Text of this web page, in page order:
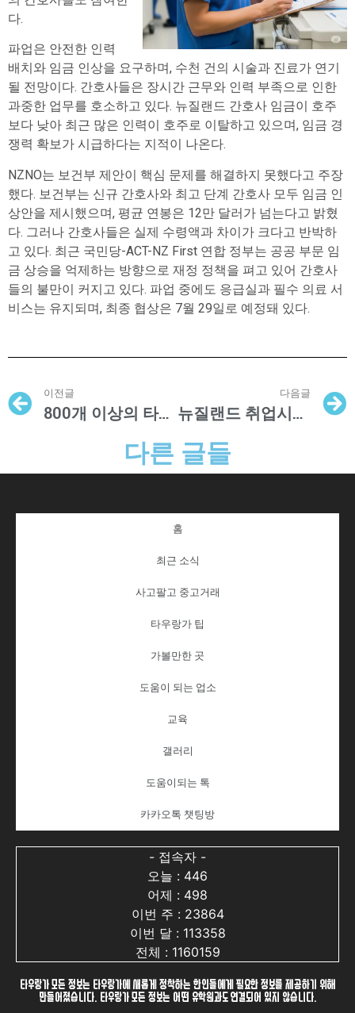
다.
파업은 안전한 인력
배치와 임금 인상을 요구하며, 수천 건의 시술과 진료가 연기
될 전망이다. 간호사들은 장시간 근무와 인력 부족으로 인한
과중한 업무를 호소하고 있다. 뉴질랜드 간호사 임금이 호주
보다 낮아 최근 많은 인력이 호주로 이탈하고 있으며, 임금 경
쟁력 확보가 시급하다는 지적이 나온다.
NZNO는 보건부 제안이 핵심 문제를 해결하지 못했다고 주장
했다. 보건부는 신규 간호사와 최고 단계 간호사 모두 임금 인
상안을 제시했으며, 평균 연봉은 12만 달러가 넘는다고 밝혔
다. 그러나 간호사들은 실제 수령액과 차이가 크다고 반박하
고 있다. 최근 국민당-ACT-NZ First 연합 정부는 공공 부문 임
금 상승을 억제하는 방향으로 재정 정책을 펴고 있어 간호사
들의 불만이 커지고 있다. 파업 중에도 응급실과 필수 의료 서
비스는 유지되며, 최종 협상은 7월 29일로 예정돼 있다.
이전글
800개 이상의 타우랑가 주택 전기 공급 복구
다음글
뉴질랜드 취업시장 매우 어려워
다른 글들
홈
최근 소식
사고팔고 중고거래
타우랑가 팁
가볼만한 곳
도움이 되는 업소
교육
갤러리
도움이되는 톡
카카오톡 챗팅방
- 접속자 -
오늘 : 446
어제 : 498
이번 주 : 23864
이번 달 : 113358
전체 : 1160159
타우랑가 모든 정보는 타우랑가에 새롭게 정착하는 한인들에게 필요한 정보를 제공하기 위해
만들어졌습니다. 타우랑가 모든 정보는 어떤 유학원과도 연결되어 있지 않습니다.